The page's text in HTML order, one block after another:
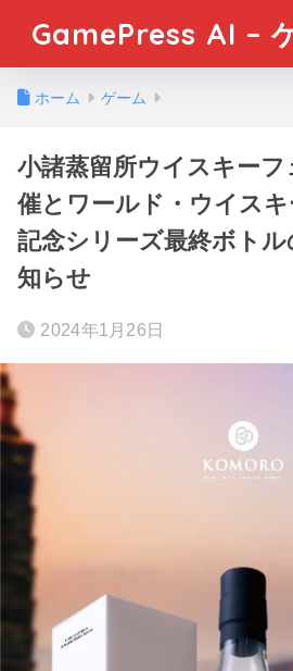
GamePress AI –
ホーム ゲーム
小諸蒸留所ウイスキー
催とワールド・ウイス
記念シリーズ最終ボト
知らせ
2024年1月26日